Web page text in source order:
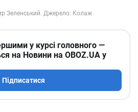
у курсі головного —
на Новини на OBOZ.UA у
Підписатися